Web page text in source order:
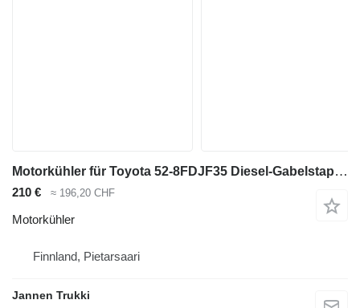
Motorkühler für Toyota 52-8FDJF35 Diesel-Gabelstapler
210 € ≈ 196,20 CHF
Motorkühler
Finnland, Pietarsaari
Jannen Trukki